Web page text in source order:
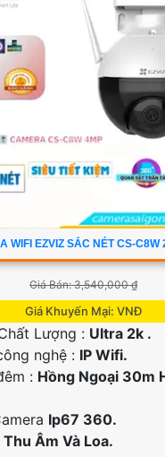
WIFI EZVIZ SẮC NÉT CS-C8W
Giá Bán: 3,540,000 ₫
Giá Khuyến Mại: VNĐ
Lượng : Ultra 2k .
nghệ : IP Wifi.
: Hồng Ngoại 30m
Ip67 360.
Thu Âm Và Loa.